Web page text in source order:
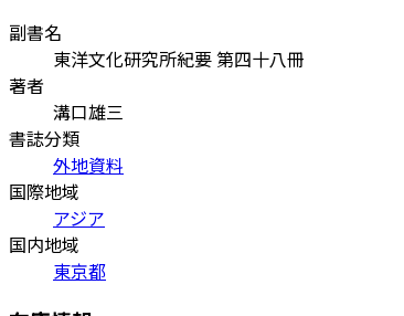
副書名
東洋文化研究所紀要 第四十八冊
著者
溝口雄三
書誌分類
外地資料
国際地域
アジア
国内地域
東京都